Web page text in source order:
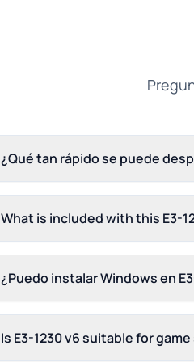
¿Qué tan rápido se puede
What is included with this E3-
¿Puedo instalar Windows en
Is E3-1230 v6 suitable for